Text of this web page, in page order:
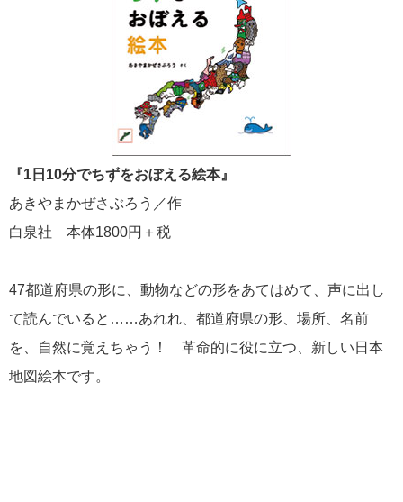
『1日10分でちずをおぼえる絵本』
あきやまかぜさぶろう／作
白泉社 本体1800円＋税
47都道府県の形に、動物などの形をあてはめて、声に出し
て読んでいると……あれれ、都道府県の形、場所、名前
を、自然に覚えちゃう！ 革命的に役に立つ、新しい日本
地図絵本です。